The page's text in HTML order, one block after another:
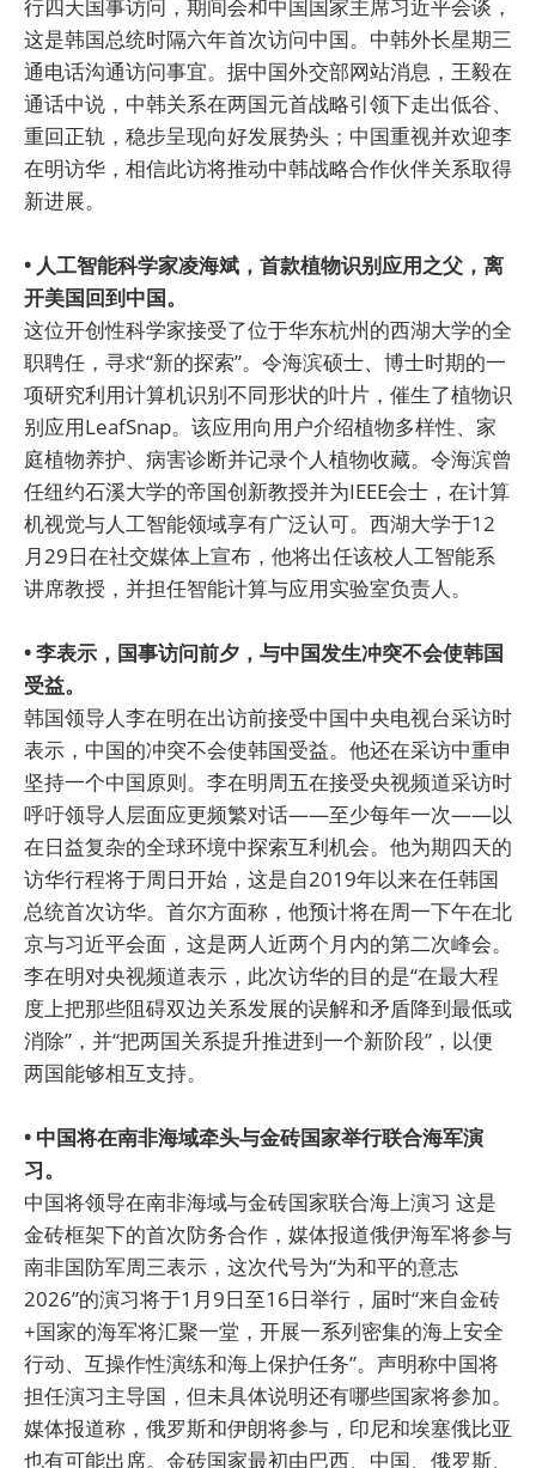
行四天国事访问，期间会和中国国家主席习近平会谈，
这是韩国总统时隔六年首次访问中国。中韩外长星期三
通电话沟通访问事宜。据中国外交部网站消息，王毅在
通话中说，中韩关系在两国元首战略引领下走出低谷、
重回正轨，稳步呈现向好发展势头；中国重视并欢迎李
在明访华，相信此访将推动中韩战略合作伙伴关系取得
新进展。
• 人工智能科学家凌海斌，首款植物识别应用之父，离
开美国回到中国。
这位开创性科学家接受了位于华东杭州的西湖大学的全
职聘任，寻求“新的探索”。令海滨硕士、博士时期的一
项研究利用计算机识别不同形状的叶片，催生了植物识
别应用LeafSnap。该应用向用户介绍植物多样性、家
庭植物养护、病害诊断并记录个人植物收藏。令海滨曾
任纽约石溪大学的帝国创新教授并为IEEE会士，在计算
机视觉与人工智能领域享有广泛认可。西湖大学于12
月29日在社交媒体上宣布，他将出任该校人工智能系
讲席教授，并担任智能计算与应用实验室负责人。
• 李表示，国事访问前夕，与中国发生冲突不会使韩国
受益。
韩国领导人李在明在出访前接受中国中央电视台采访时
表示，中国的冲突不会使韩国受益。他还在采访中重申
坚持一个中国原则。李在明周五在接受央视频道采访时
呼吁领导人层面应更频繁对话——至少每年一次——以
在日益复杂的全球环境中探索互利机会。他为期四天的
访华行程将于周日开始，这是自2019年以来在任韩国
总统首次访华。首尔方面称，他预计将在周一下午在北
京与习近平会面，这是两人近两个月内的第二次峰会。
李在明对央视频道表示，此次访华的目的是“在最大程
度上把那些阻碍双边关系发展的误解和矛盾降到最低或
消除”，并“把两国关系提升推进到一个新阶段”，以便
两国能够相互支持。
• 中国将在南非海域牵头与金砖国家举行联合海军演
习。
中国将领导在南非海域与金砖国家联合海上演习 这是
金砖框架下的首次防务合作，媒体报道俄伊海军将参与
南非国防军周三表示，这次代号为“为和平的意志
2026”的演习将于1月9日至16日举行，届时“来自金砖
+国家的海军将汇聚一堂，开展一系列密集的海上安全
行动、互操作性演练和海上保护任务”。声明称中国将
担任演习主导国，但未具体说明还有哪些国家将参加。
媒体报道称，俄罗斯和伊朗将参与，印尼和埃塞俄比亚
也有可能出席。金砖国家最初由巴西、中国、俄罗斯、